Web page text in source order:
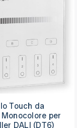
Touch da
per
DALI (DT6)